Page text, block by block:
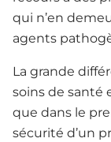
qui n’en
agents
La grande
soins de santé
que dans le
sécurité d’un